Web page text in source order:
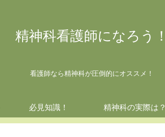
精神科看護師になろう！
看護師なら精神科が圧倒的にオススメ！
必見知識！ 精神科の実際は？